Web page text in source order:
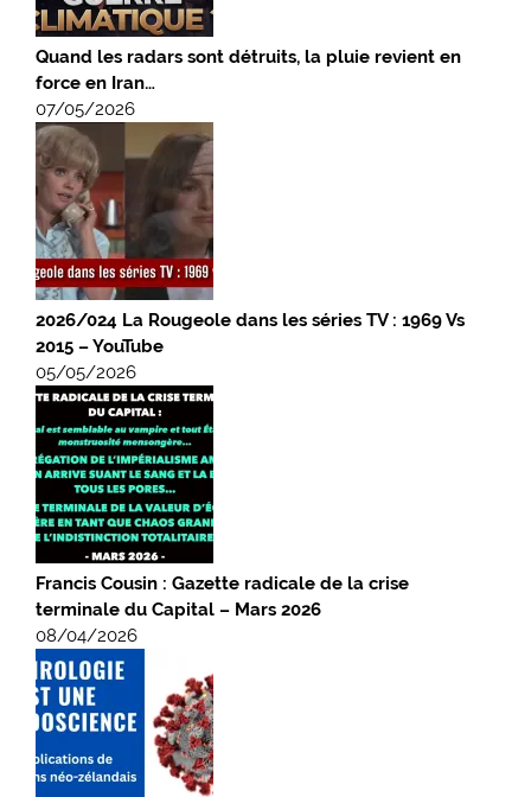
Quand les radars sont détruits, la pluie revient en
force en Iran…
07/05/2026
2026/024 La Rougeole dans les séries TV : 1969 Vs
2015 – YouTube
05/05/2026
Francis Cousin : Gazette radicale de la crise
terminale du Capital – Mars 2026
08/04/2026